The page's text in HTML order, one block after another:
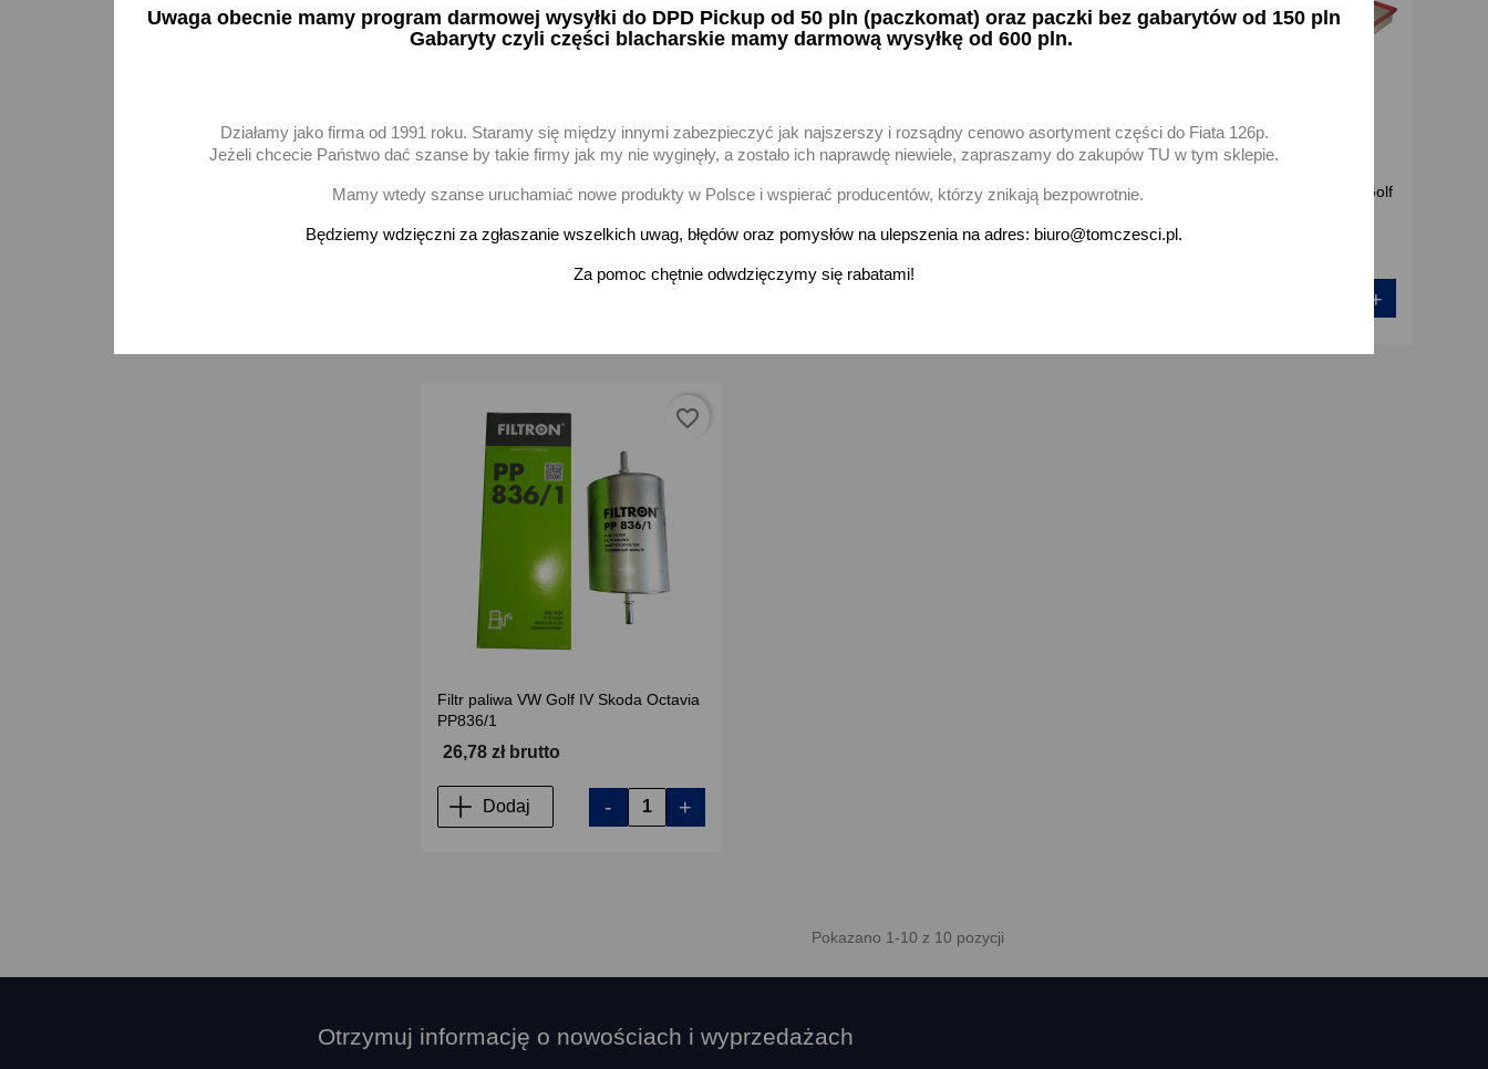
Filtr powietrza + kabinowy Skoda
35,27 zł brutto
Filtr powietrza oleju VW Golf IV Skoda
33,27 zł brutto
Zestaw filtrów Skoda Octavia VW Golf
38,70 zł brutto
+
Filtr paliwa VW Golf IV Skoda Octavia
PP836/1
26,78 zł brutto
Dodaj - +
favorite_border
Pokazano 1-10 z 10 pozycji
Otrzymuj informację o nowościach i wyprzedażach
Uwaga obecnie mamy program darmowej wysyłki do DPD Pickup od 50 pln (paczkomat) oraz paczki bez gabarytów od 150 pln
Gabaryty czyli części blacharskie mamy darmową wysyłkę od 600 pln.
Działamy jako firma od 1991 roku. Staramy się między innymi zabezpieczyć jak najszerszy i rozsądny cenowo asortyment części do Fiata 126p.
Jeżeli chcecie Państwo dać szanse by takie firmy jak my nie wyginęły, a zostało ich naprawdę niewiele, zapraszamy do zakupów TU w tym sklepie.
Mamy wtedy szanse uruchamiać nowe produkty w Polsce i wspierać producentów, którzy znikają bezpowrotnie.
Będziemy wdzięczni za zgłaszanie wszelkich uwag, błędów oraz pomysłów na ulepszenia na adres: biuro@tomczesci.pl.
Za pomoc chętnie odwdzięczymy się rabatami!